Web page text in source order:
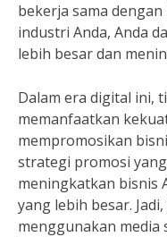
bekerja sama
industri Anda, Anda
lebih besar dan
Dalam era digital ini,
memanfaatkan
mempromosikan
strategi promosi
meningkatkan bisnis
yang lebih besar.
menggunakan media